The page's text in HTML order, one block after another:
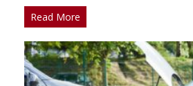
Read More